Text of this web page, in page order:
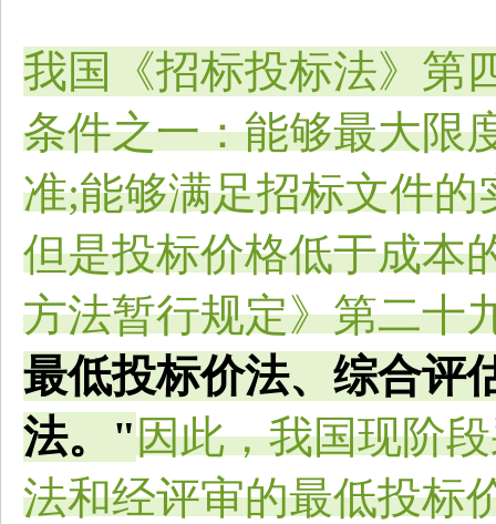
我国《招标投标法》第
条件之一：能够最大限
准;能够满足招标文件
但是投标价格低于成本
方法暂行规定》第二十
最低投标价法、综合评
法。"因此，我国现阶
法和经评审的最低投标